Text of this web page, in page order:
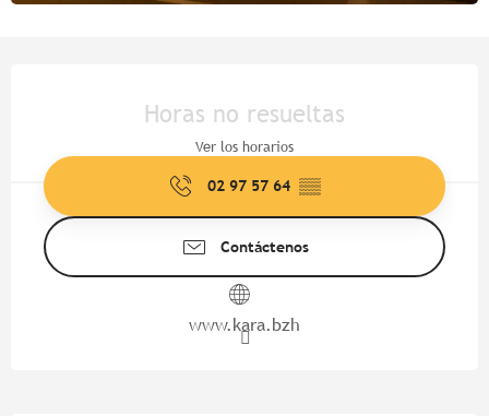
Horas no resueltas
Ver los horarios
02 97 57 64 ▒▒
Contáctenos
www.kara.bzh